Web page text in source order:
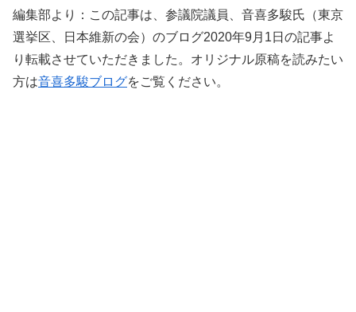
編集部より：この記事は、参議院議員、音喜多駿氏（東京
選挙区、日本維新の会）のブログ2020年9月1日の記事よ
り転載させていただきました。オリジナル原稿を読みたい
方は音喜多駿ブログをご覧ください。